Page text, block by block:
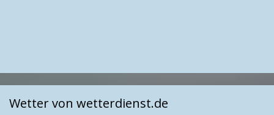
Wetter von wetterdienst.de